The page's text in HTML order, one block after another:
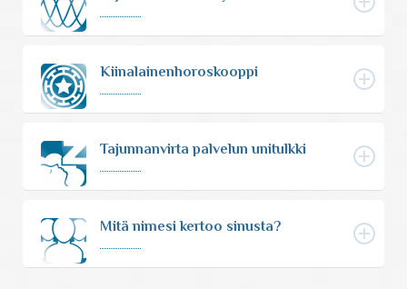
Enkelikorttitulkitsijat
Unien tulkitsijat tulkitsevat unet
Meediot ja shamaanit
Kaukoparantajat
Kiinalainenhoroskooppi
Tajunnanvirta palvelun unitulkki
Mitä nimesi kertoo sinusta?